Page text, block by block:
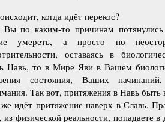
когда идёт перекос?
по каким-то причинам
умереть, а просто по
оставаясь в
Навь, то в Мире Яви в Вашем
состояния, Ваших
Так вот, притяжения в Навь быть
идёт притяжение наверх в Славь,
из физической реальности, попадаете